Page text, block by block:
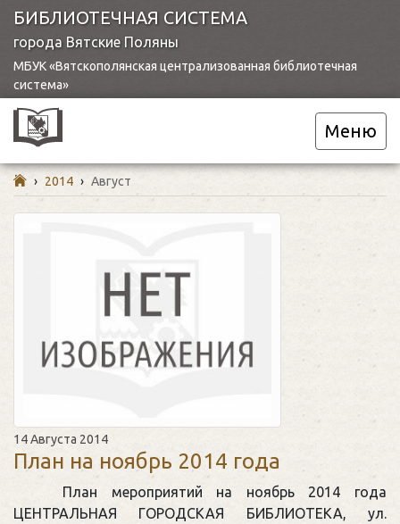
БИБЛИОТЕЧНАЯ СИСТЕМА
города Вятские Поляны
МБУК «Вятскополянская централизованная библиотечная
система»
Меню
› 2014 › Август
14 Августа 2014
План на ноябрь 2014 года
План мероприятий на ноябрь 2014 года
ЦЕНТРАЛЬНАЯ ГОРОДСКАЯ БИБЛИОТЕКА, ул.